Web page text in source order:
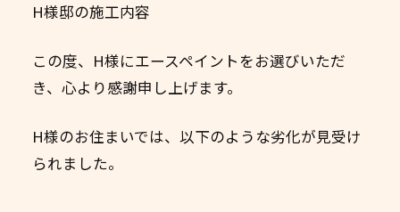
H様邸の施工内容
この度、H様にエースペイントをお選びいただ
き、心より感謝申し上げます。
H様のお住まいでは、以下のような劣化が見受け
られました。